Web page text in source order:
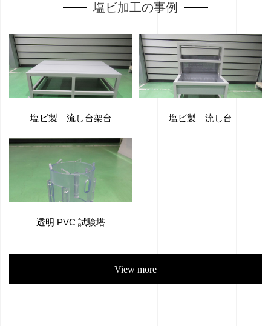
塩ビ加工の事例
塩ビ製 流し台架台 塩ビ製 流し台
透明 PVC 試験塔
View more